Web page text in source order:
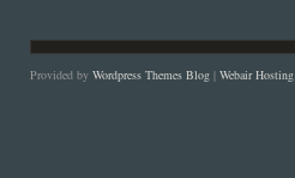
Provided by Wordpress Themes Blog | Webair Hosting